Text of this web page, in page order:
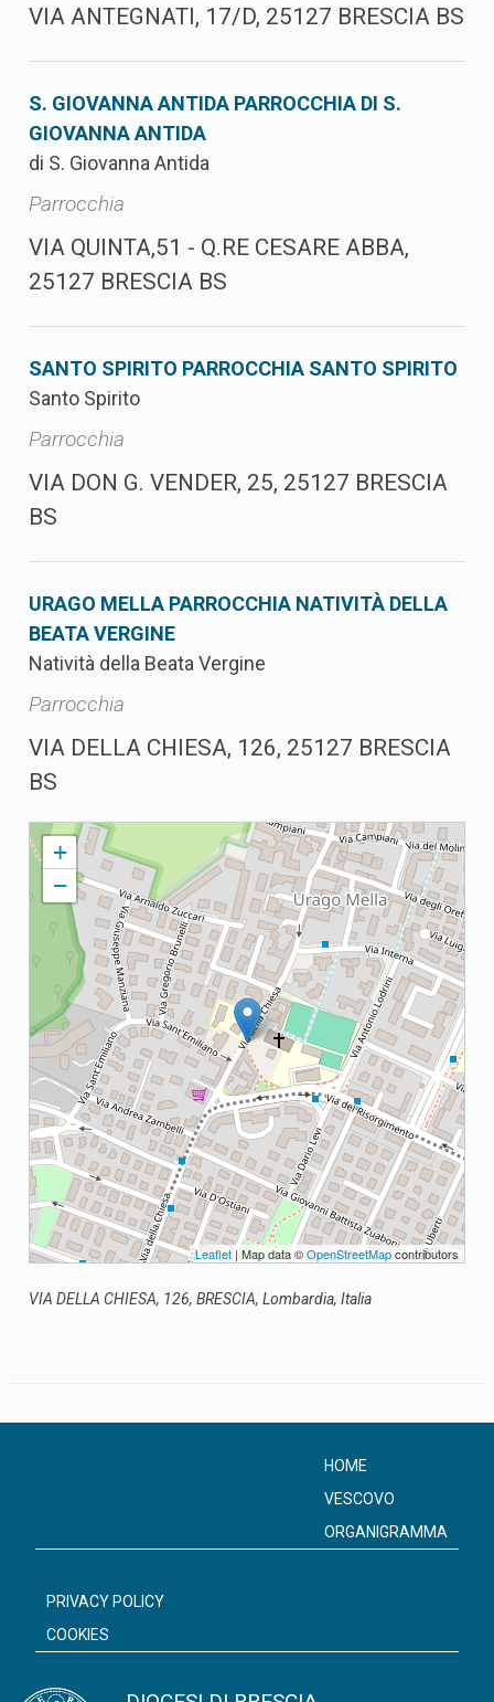
VIA ANTEGNATI, 17/D, 25127 BRESCIA BS
S. GIOVANNA ANTIDA PARROCCHIA DI S.
GIOVANNA ANTIDA
di S. Giovanna Antida
Parrocchia
VIA QUINTA,51 - Q.RE CESARE ABBA,
25127 BRESCIA BS
SANTO SPIRITO PARROCCHIA SANTO SPIRITO
Santo Spirito
Parrocchia
VIA DON G. VENDER, 25, 25127 BRESCIA
BS
URAGO MELLA PARROCCHIA NATIVITÀ DELLA
BEATA VERGINE
Natività della Beata Vergine
Parrocchia
VIA DELLA CHIESA, 126, 25127 BRESCIA
BS
UNITA' PASTORALE DON GIACOMO VENDER
+
−
Leaflet | Map data ©OpenStreetMapcontributors
VIA DELLA CHIESA, 126, BRESCIA, Lombardia, Italia
HOME
VESCOVO
ORGANIGRAMMA
PRIVACY POLICY
COOKIES